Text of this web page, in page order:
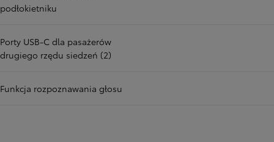
podłokietniku
Porty USB-C dla pasażerów
drugiego rzędu siedzeń (2)
Funkcja rozpoznawania głosu